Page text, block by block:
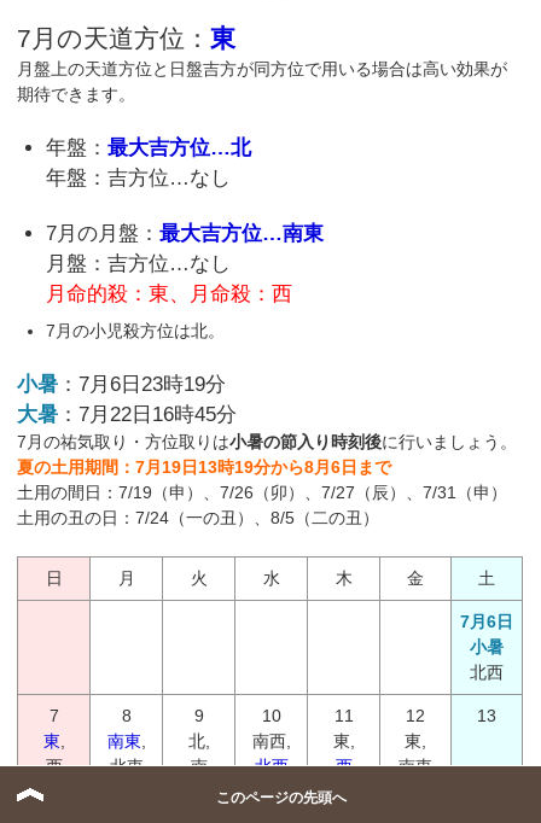
7月の天道方位：東
月盤上の天道方位と日盤吉方が同方位で用いる場合は高い効果が
期待できます。
年盤：最大吉方位…北
年盤：吉方位…なし
7月の月盤：最大吉方位…南東
月盤：吉方位…なし
月命的殺：東、月命殺：西
7月の小児殺方位は北。
小暑 ：7月6日23時19分
大暑 ：7月22日16時45分
7月の祐気取り・方位取りは小暑の節入り時刻後に行いましょう。
夏の土用期間：7月19日13時19分から8月6日まで
土用の間日：7/19（申）、7/26（卯）、7/27（辰）、7/31（申）
土用の丑の日：7/24（一の丑）、8/5（二の丑）
日 月 火 水 木 金 土
7月6日
小暑
北西
7
東
西
8
南東
北東
9
北,
南
10
南西,
北西
11
東,
西
12
東,
南東
13
17
このページの先頭へ